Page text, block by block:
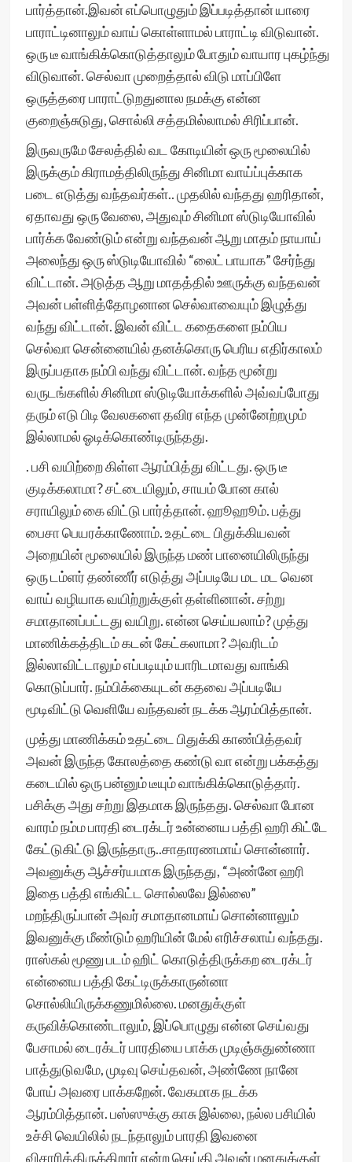
பார்த்தான்.இவன் எப்பொழுதும் இப்படித்தான் யாரை
பாராட்டினாலும் வாய் கொள்ளாமல் பாராட்டி விடுவான்.
ஒரு டீ வாங்கிக்கொடுத்தாலும் போதும் வாயார புகழ்ந்து
விடுவான். செல்வா முறைத்தால் விடு மாப்பிளே
ஒருத்தரை பாராட்டுறதுனால நமக்கு என்ன
குறைஞ்சுடுது, சொல்லி சத்தமில்லாமல் சிரிப்பான்.
இருவருமே சேலத்தில் வட கோடியின் ஒரு மூலையில்
இருக்கும் கிராமத்திலிருந்து சினிமா வாய்ப்புக்காக
படை எடுத்து வந்தவர்கள்.. முதலில் வந்தது ஹரிதான்,
ஏதாவது ஒரு வேலை, அதுவும் சினிமா ஸ்டுடியோவில்
பார்க்க வேண்டும் என்று வந்தவன் ஆறு மாதம் நாயாய்
அலைந்து ஒரு ஸ்டுடியோவில் “லைட் பாயாக” சேர்ந்து
விட்டான். அடுத்த ஆறு மாதத்தில் ஊருக்கு வந்தவன்
அவன் பள்ளித்தோழனான செல்வாவையும் இழுத்து
வந்து விட்டான். இவன் விட்ட கதைகளை நம்பிய
செல்வா சென்னையில் தனக்கொரு பெரிய எதிர்காலம்
இருப்பதாக நம்பி வந்து விட்டான். வந்த மூன்று
வருடங்களில் சினிமா ஸ்டுடியோக்களில் அவ்வப்போது
தரும் எடு பிடி வேலகளை தவிர எந்த முன்னேற்றமும்
இல்லாமல் ஓடிக்கொண்டிருந்தது.
. பசி வயிற்றை கிள்ள ஆரம்பித்து விட்டது. ஒரு டீ
குடிக்கலாமா? சட்டையிலும், சாயம் போன கால்
சராயிலும் கை விட்டு பார்த்தான். ஹூஹூம். பத்து
பைசா பெயரக்காணோம். உதட்டை பிதுக்கியவன்
அறையின் மூலையில் இருந்த மண் பானையிலிருந்து
ஒரு டம்ளர் தண்ணீர் எடுத்து அப்படியே மட மட வென
வாய் வழியாக வயிற்றுக்குள் தள்ளினான். சற்று
சமாதானப்பட்டது வயிறு. என்ன செய்யலாம்? முத்து
மாணிக்கத்திடம் கடன் கேட்கலாமா? அவரிடம்
இல்லாவிட்டாலும் எப்படியும் யாரிடமாவது வாங்கி
கொடுப்பார். நம்பிக்கையுடன் கதவை அப்படியே
மூடிவிட்டு வெளியே வந்தவன் நடக்க ஆரம்பித்தான்.
முத்து மாணிக்கம் உதட்டை பிதுக்கி காண்பித்தவர்
அவன் இருந்த கோலத்தை கண்டு வா என்று பக்கத்து
கடையில் ஒரு பன்னும் டீயும் வாங்கிக்கொடுத்தார்.
பசிக்கு அது சற்று இதமாக இருந்தது. செல்வா போன
வாரம் நம்ம பாரதி டைரக்டர் உன்னைய பத்தி ஹரி கிட்டே
கேட்டுகிட்டு இருந்தாரு..சாதாரணமாய் சொன்னார்.
அவனுக்கு ஆச்சர்யமாக இருந்தது, “அண்னே ஹரி
இதை பத்தி எங்கிட்ட சொல்லவே இல்லை”
மறந்திருப்பான் அவர் சமாதானமாய் சொன்னாலும்
இவனுக்கு மீண்டும் ஹரியின் மேல் எரிச்சலாய் வந்தது.
ராஸ்கல் மூணு படம் ஹிட் கொடுத்திருக்கற டைரக்டர்
என்னைய பத்தி கேட்டிருக்காருன்னா
சொல்லியிருக்கணுமில்லை. மனதுக்குள்
கருவிக்கொண்டாலும், இப்பொழுது என்ன செய்வது
பேசாமல் டைரக்டர் பாரதியை பாக்க முடிஞ்சுதுண்ணா
பாத்துடுவமே, முடிவு செய்தவன், அண்ணே நானே
போய் அவரை பாக்கறேன். வேகமாக நடக்க
ஆரம்பித்தான். பஸ்ஸுக்கு காசு இல்லை, நல்ல பசியில்
உச்சி வெயிலில் நடந்தாலும் பாரதி இவனை
விசாரித்திருக்கிறார் என்ற செய்தி அவன் மனதுக்குள்